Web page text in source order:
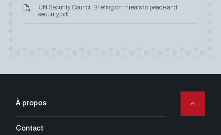
UN Security Council Briefing on threats to peace and
security.pdf
Secondary
Navigation
À propos
Contact